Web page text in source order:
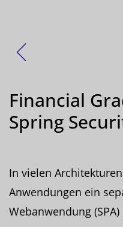
Financial
Spring
In vielen
Anwendungen ein
Webanwendung